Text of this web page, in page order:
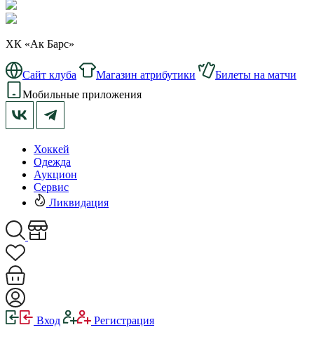
ХК «Ак Барс»
Сайт клуба Магазин атрибутики
Билеты на матчи
Мобильные приложения
Хоккей
Одежда
Аукцион
Сервис
Ликвидация
Вход Регистрация